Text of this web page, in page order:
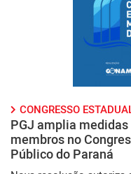
CONGRESSO
PGJ amplia
membros no
Público do Paraná